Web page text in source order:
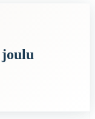
että kesä on
joulu